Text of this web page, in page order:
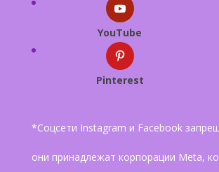
YouTube
Pinterest
*Соцсети Instagram и Facebook
они принадлежат корпорации Meta,